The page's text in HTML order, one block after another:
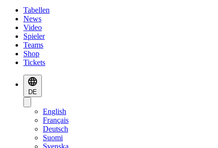
Tabellen
News
Video
Spieler
Teams
Shop
Tickets
DE
English
Français
Deutsch
Suomi
Svenska